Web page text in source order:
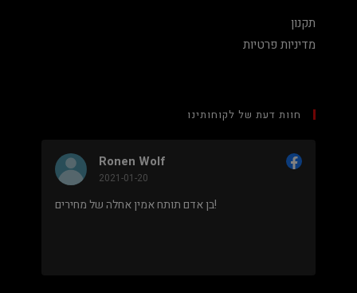
תקנון
מדיניות פרטיות
חוות דעת של לקוחותינו
Ronen Wolf
2021-01-20
בן אדם תותח אמין אחלה של מחירים!